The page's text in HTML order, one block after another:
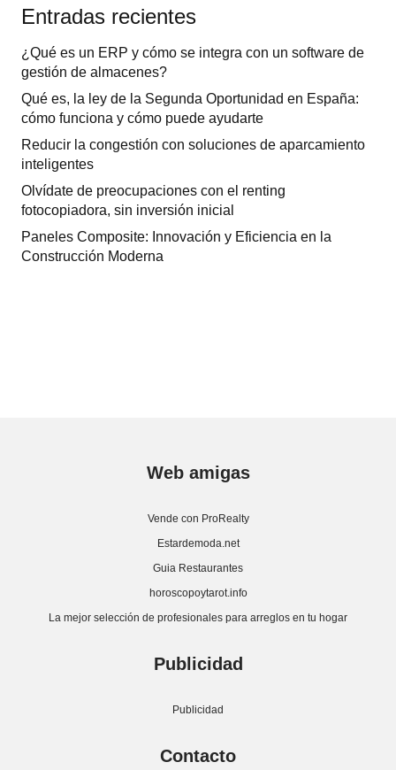
Entradas recientes
¿Qué es un ERP y cómo se integra con un software de
gestión de almacenes?
Qué es, la ley de la Segunda Oportunidad en España:
cómo funciona y cómo puede ayudarte
Reducir la congestión con soluciones de aparcamiento
inteligentes
Olvídate de preocupaciones con el renting
fotocopiadora, sin inversión inicial
Paneles Composite: Innovación y Eficiencia en la
Construcción Moderna
Web amigas
Vende con ProRealty
Estardemoda.net
Guia Restaurantes
horoscopoytarot.info
La mejor selección de profesionales para arreglos en tu hogar
Publicidad
Publicidad
Contacto